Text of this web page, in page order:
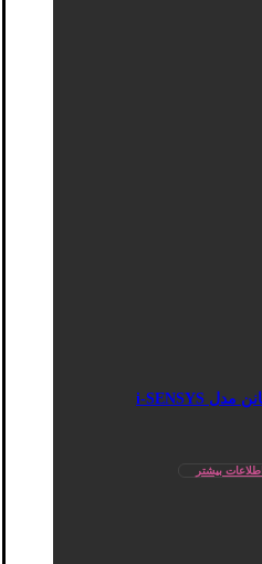
پرینتر چندکاره لیزری کانن مدل i-SENSYS
اطلاعات بیشتر